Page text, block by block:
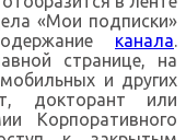
«Мои подписки»
канала.
странице, на
и других
докторант или
Корпоративного